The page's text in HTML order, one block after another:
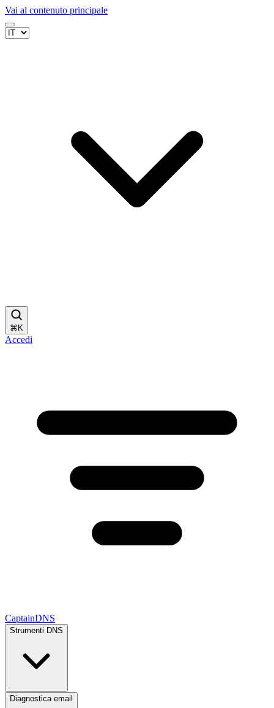
Vai al contenuto principale
⌘ K
Accedi
CaptainDNS
Strumenti DNS
Diagnostica email